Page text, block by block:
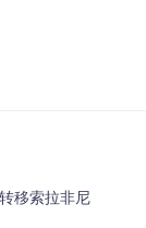
移索拉非尼